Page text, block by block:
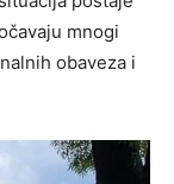
mnogi
obaveza i